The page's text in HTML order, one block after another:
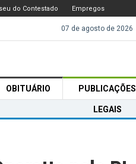
do Contestado Empregos
07 de agosto de 2026
OBITUÁRIO PUBLICAÇÕES
LEGAIS